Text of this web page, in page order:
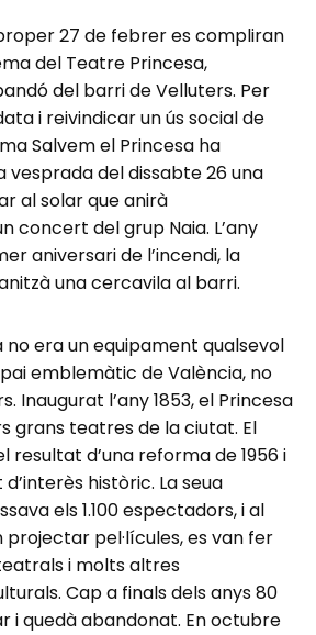
27 de febrer es compliran
del Teatre Princesa,
del barri de Velluters. Per
i reivindicar un ús social de
Salvem el Princesa ha
vesprada del dissabte 26 una
al solar que anirà
concert del grup Naia. L’any
aniversari de l’incendi, la
una cercavila al barri.
no era un equipament qualsevol
emblemàtic de València, no
Inaugurat l’any 1853, el Princesa
grans teatres de la ciutat. El
resultat d’una reforma de 1956 i
històric. La seua
els 1.100 espectadors, i al
projectar pel·lícules, es van fer
i molts altres
Cap a finals dels anys 80
i quedà abandonat. En octubre